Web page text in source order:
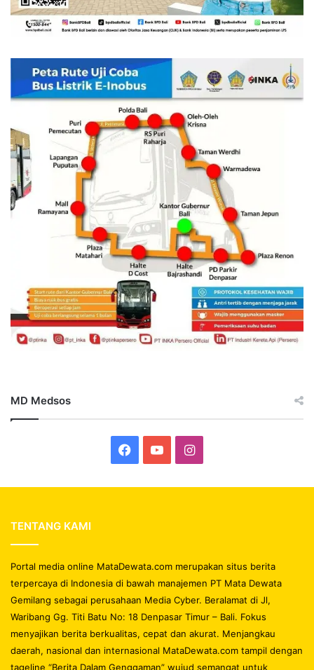
MD Medsos
Facebook
YouTubeInstagram
TENTANG KAMI
Portal media online MataDewata.com merupakan situs berita
terpercaya di Indonesia di bawah manajemen PT Mata Dewata
Gemilang sebagai perusahaan Media Cyber. Beralamat di Jl,
Waribang Gg. Titi Batu No: 18 Denpasar Timur – Bali. Fokus
menyajikan berita berkualitas, cepat dan akurat. Menjangkau
daerah, nasional dan internasional MataDewata.com tampil dengan
tageline “Berita Dalam Genggaman” wujud semangat untuk